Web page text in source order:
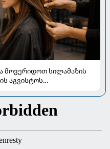
მოვერიდოთ სილამაზის
აგვისტოს